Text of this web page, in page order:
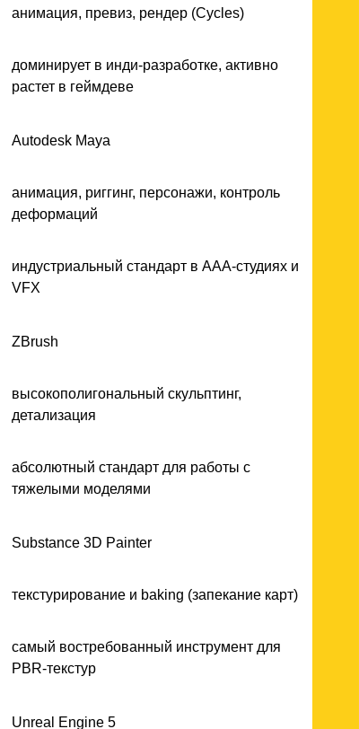
анимация, превиз, рендер (Cycles)
доминирует в инди-разработке, активно
растет в геймдеве
Autodesk Maya
анимация, риггинг, персонажи, контроль
деформаций
индустриальный стандарт в AAA-студиях и
VFX
ZBrush
высокополигональный скульптинг,
детализация
абсолютный стандарт для работы с
тяжелыми моделями
Substance 3D Painter
текстурирование и baking (запекание карт)
самый востребованный инструмент для
PBR-текстур
Unreal Engine 5